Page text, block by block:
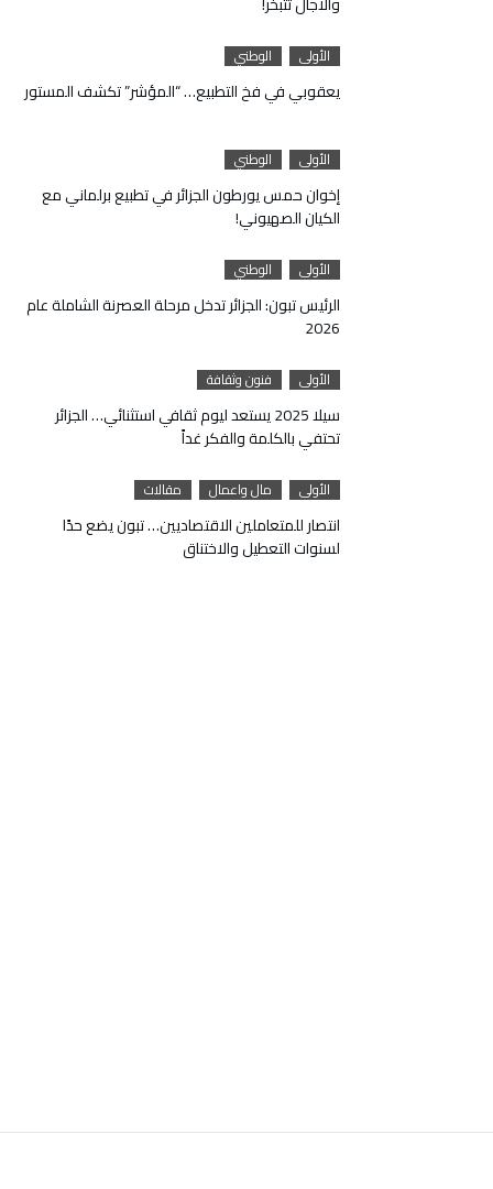
الأولى الوطني
يعقوبي في فخ التطبيع… “المؤشر” تكشف المستور
الأولى الوطني
إخوان حمس يورطون الجزائر في تطبيع برلماني مع
الكيان الصهيوني!
الأولى الوطني
الرئيس تبون: الجزائر تدخل مرحلة العصرنة الشاملة عام
2026
الأولى فنون وثقافة
سيلا 2025 يستعد ليوم ثقافي استثنائي… الجزائر
تحتفي بالكلمة والفكر غداً
الأولى مال واعمال مقالات
انتصار للمتعاملين الاقتصاديين… تبون يضع حدًا
لسنوات التعطيل والاختناق